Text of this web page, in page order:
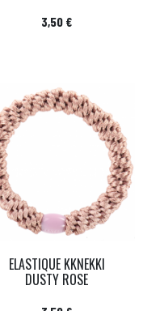
Prix
3,50 €
ELASTIQUE KKNEKKI
DUSTY ROSE